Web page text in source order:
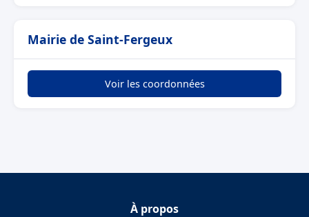
Mairie de Saint-Fergeux
Voir les coordonnées
À propos